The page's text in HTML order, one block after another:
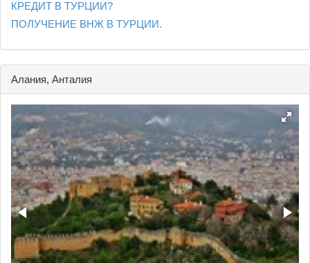
КРЕДИТ В ТУРЦИИ?
ПОЛУЧЕНИЕ ВНЖ В ТУРЦИИ.
Алания, Анталия